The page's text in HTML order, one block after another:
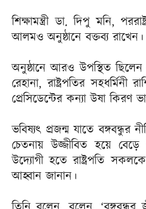
শিক্ষামন্ত্রী ডা. দিপু মনি,
আলমও অনুষ্ঠানে বক্তব্য রাখেন।
অনুষ্ঠানে আরও উপস্থিত ছিলেন
রেহানা, রাষ্ট্রপতির সহধর্মিনী
প্রেসিডেন্টের কন্যা উষা কিরণ
ভবিষ্যৎ প্রজন্ম যাতে বঙ্গবন্ধুর
চেতনায় উজ্জীবিত হয়ে
উদ্যোগী হতে রাষ্ট্রপতি
আহ্বান জানান।